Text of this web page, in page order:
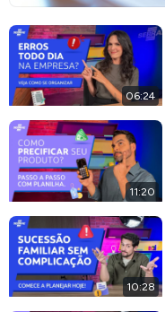
06:24
11:20
10:28